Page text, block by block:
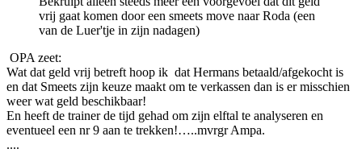
vrij gaat komen door een smeets move naar Roda (een
van de Luer'tje in zijn nadagen)
OPA zeet:
Wat dat geld vrij betreft hoop ik dat Hermans betaald/afgekocht is
en dat Smeets zijn keuze maakt om te verkassen dan is er misschien
weer wat geld beschikbaar!
En heeft de trainer de tijd gehad om zijn elftal te analyseren en
eventueel een nr 9 aan te trekken!…..mvrgr Ampa.
....